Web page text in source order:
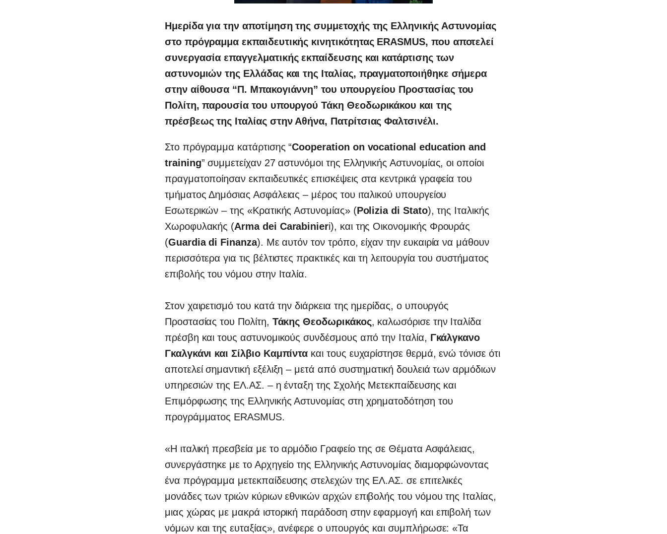
Ημερίδα για την αποτίμηση της συμμετοχής της Ελληνικής Αστυνομίας
στο πρόγραμμα εκπαιδευτικής κινητικότητας ERASMUS, που αποτελεί
συνεργασία επαγγελματικής εκπαίδευσης και κατάρτισης των
αστυνομιών της Ελλάδας και της Ιταλίας, πραγματοποιήθηκε σήμερα
στην αίθουσα “Π. Μπακογιάννη” του υπουργείου Προστασίας του
Πολίτη, παρουσία του υπουργού Τάκη Θεοδωρικάκου και της
πρέσβεως της Ιταλίας στην Αθήνα, Πατρίτσιας Φαλτσινέλι.
Στο πρόγραμμα κατάρτισης “Cooperation on vocational education and
training” συμμετείχαν 27 αστυνόμοι της Ελληνικής Αστυνομίας, οι οποίοι
πραγματοποίησαν εκπαιδευτικές επισκέψεις στα κεντρικά γραφεία του
τμήματος Δημόσιας Ασφάλειας – μέρος του ιταλικού υπουργείου
Εσωτερικών – της «Κρατικής Αστυνομίας» (Polizia di Stato), της Ιταλικής
Χωροφυλακής (Arma dei Carabinieri), και της Οικονομικής Φρουράς
(Guardia di Finanza). Με αυτόν τον τρόπο, είχαν την ευκαιρία να μάθουν
περισσότερα για τις βέλτιστες πρακτικές και τη λειτουργία του συστήματος
επιβολής του νόμου στην Ιταλία.
Στον χαιρετισμό του κατά την διάρκεια της ημερίδας, ο υπουργός
Προστασίας του Πολίτη, Τάκης Θεοδωρικάκος, καλωσόρισε την Ιταλίδα
πρέσβη και τους αστυνομικούς συνδέσμους από την Ιταλία, Γκάλγκανο
Γκαλγκάνι και Σίλβιο Καμπίντα και τους ευχαρίστησε θερμά, ενώ τόνισε ότι
αποτελεί σημαντική εξέλιξη – μετά από συστηματική δουλειά των αρμόδιων
υπηρεσιών της ΕΛ.ΑΣ. – η ένταξη της Σχολής Μετεκπαίδευσης και
Επιμόρφωσης της Ελληνικής Αστυνομίας στη χρηματοδότηση του
προγράμματος ERASMUS.
«Η ιταλική πρεσβεία με το αρμόδιο Γραφείο της σε Θέματα Ασφάλειας,
συνεργάστηκε με το Αρχηγείο της Ελληνικής Αστυνομίας διαμορφώνοντας
ένα πρόγραμμα μετεκπαίδευσης στελεχών της ΕΛ.ΑΣ. σε επιτελικές
μονάδες των τριών κύριων εθνικών αρχών επιβολής του νόμου της Ιταλίας,
μιας χώρας με μακρά ιστορική παράδοση στην εφαρμογή και επιβολή των
νόμων και της ευταξίας», ανέφερε ο υπουργός και συμπλήρωσε: «Τα